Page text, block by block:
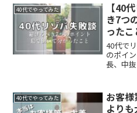
40代でやってみた
【40
き7つ
ったこ
40代で
のポイ
長、中
ったリ
40代でやってみた
お客
より